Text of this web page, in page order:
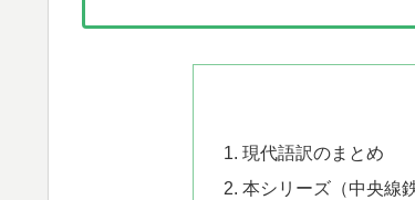
​現代語訳のまとめ
本シリーズ（中央線